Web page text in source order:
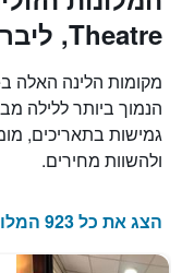
Theatre, ליברפול
הנמוך ביותר ללילה
גמישות בתאריכים,
ולהשוות מחירים.
הצג את כל 923 המלונות